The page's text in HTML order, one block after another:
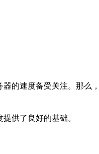
的速度备受关注。那么
供了良好的基础。